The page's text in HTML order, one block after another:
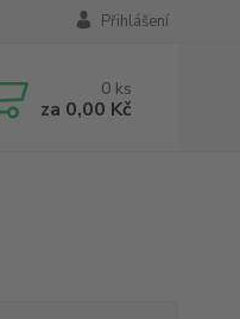
Přihlášení
0 ks
za 0,00 Kč